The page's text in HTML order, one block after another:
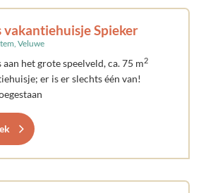
vakantiehuisje Spieker
Veluwe
het grote speelveld, ca. 75 m2
er is er slechts één van!